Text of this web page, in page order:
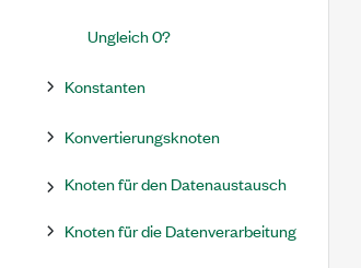
Ungleich 0?
Konstanten
Konvertierungsknoten
Knoten für den Datenaustausch
Knoten für die Datenverarbeitung